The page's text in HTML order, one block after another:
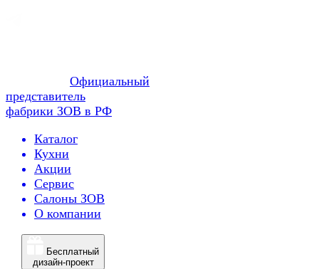
Официальный
представитель
фабрики ЗОВ в РФ
Каталог
Кухни
Акции
Сервис
Салоны ЗОВ
О компании
Бесплатный
дизайн-проект